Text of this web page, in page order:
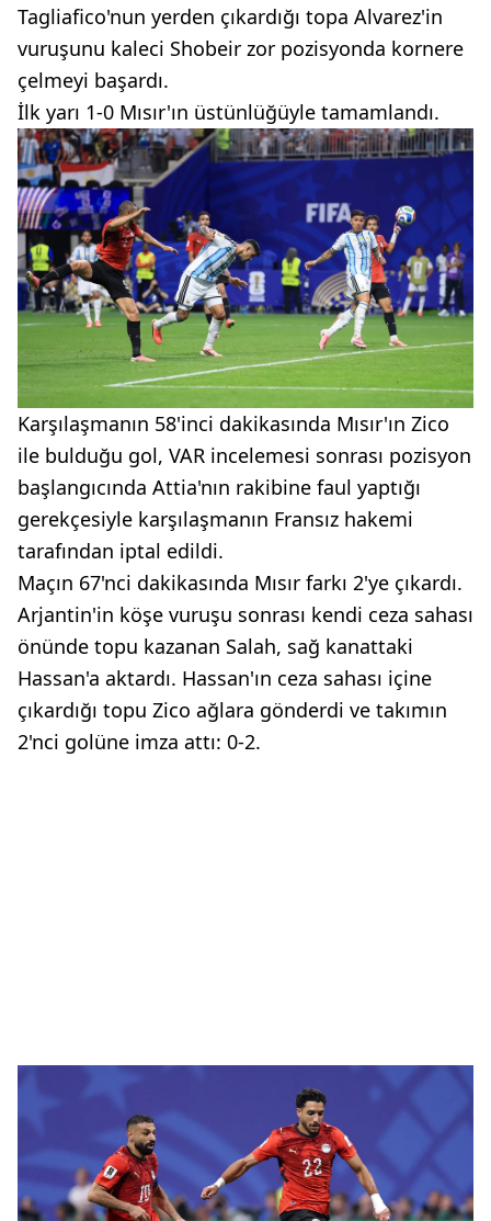
Tagliafico'nun yerden çıkardığı topa Alvarez'in
vuruşunu kaleci Shobeir zor pozisyonda kornere
çelmeyi başardı.
İlk yarı 1-0 Mısır'ın üstünlüğüyle tamamlandı.
Karşılaşmanın 58'inci dakikasında Mısır'ın Zico
ile bulduğu gol, VAR incelemesi sonrası pozisyon
başlangıcında Attia'nın rakibine faul yaptığı
gerekçesiyle karşılaşmanın Fransız hakemi
tarafından iptal edildi.
Maçın 67'nci dakikasında Mısır farkı 2'ye çıkardı.
Arjantin'in köşe vuruşu sonrası kendi ceza sahası
önünde topu kazanan Salah, sağ kanattaki
Hassan'a aktardı. Hassan'ın ceza sahası içine
çıkardığı topu Zico ağlara gönderdi ve takımın
2'nci golüne imza attı: 0-2.